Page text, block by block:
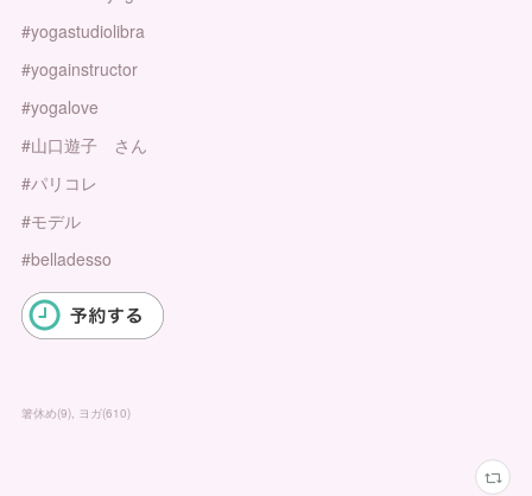
#yogastudiolibra
#yogainstructor
#yogalove
#山口遊子 さん
#パリコレ
#モデル
#belladesso
箸休め(9) ヨガ(610)